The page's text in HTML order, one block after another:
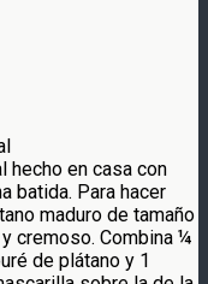
hecho en casa con
batida. Para hacer
maduro de tamaño
cremoso. Combina ¼
de plátano y 1